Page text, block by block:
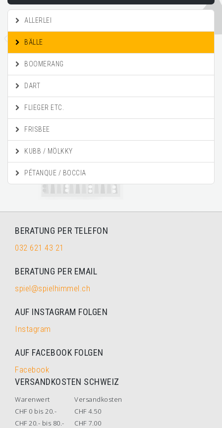
ALLERLEI
BÄLLE
BOOMERANG
DART
FLIEGER ETC.
FRISBEE
KUBB / MÖLKKY
PÉTANQUE / BOCCIA
BERATUNG PER TELEFON
032 621 43 21
BERATUNG PER EMAIL
spiel@spielhimmel.ch
AUF INSTAGRAM FOLGEN
Instagram
AUF FACEBOOK FOLGEN
Facebook
VERSANDKOSTEN SCHWEIZ
Warenwert
Versandkosten
CHF 0 bis 20.-
CHF 4.50
CHF 20.- bis 80.-
CHF 7.00